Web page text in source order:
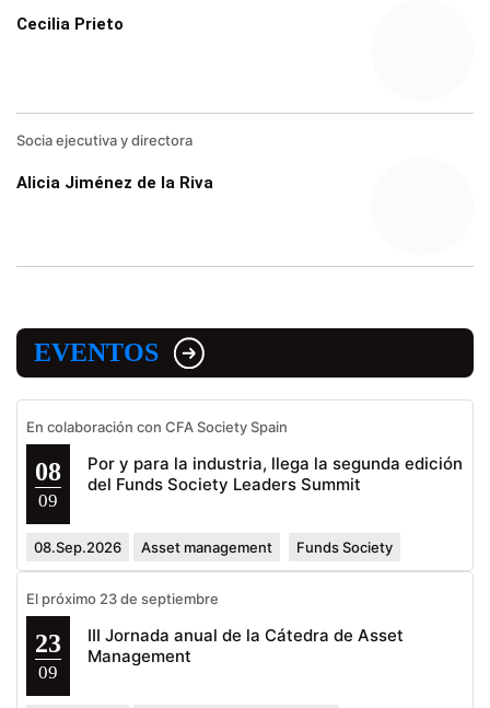
Cecilia Prieto
Socia ejecutiva y directora
Alicia Jiménez de la Riva
EVENTOS
En colaboración con CFA Society Spain
08
09
Por y para la industria, llega la segunda edición
del Funds Society Leaders Summit
08.Sep.2026 Asset management Funds Society
El próximo 23 de septiembre
23
09
III Jornada anual de la Cátedra de Asset
Management